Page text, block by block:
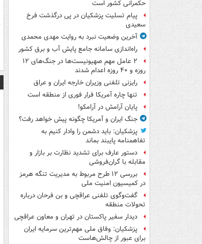
حکمرانی کشور است
پیام تسلیت پزشکیان در پی درگذشت فرخ
سعیدی
آخرین وضعیت نبرد به روایت مهدی محمدی
راه‌اندازی سامانه جامع پایش آب و برق کشور
۲ عامل مهم صهیونیست‌ها در جنگ‌های ۱۲
روزه و ۴۰ روزه اعدام شدند
رایزنی تلفنی وزیران خارجه ایران و عراق
تنها چاره آمریکا فرار فوری از منطقه است
پایان آرامش در آرامکو!
جنگ ایران و آمریکا چگونه پیش خواهد رفت؟
پزشکیان: باید دشمن را وادار کنیم به
تفاهم‎نامه پایبند بماند
دستور عارف برای تشدید نظارت بر بازار و
مقابله با گران‌فروشی
بررسی ۱۲ طرح مربوط به مدیریت تنگه هرمز
در کمیسیون امنیت ملی
گفت‌وگوی تلفنی عراقچی و بن فرحان درباره
تحولات منطقه
دیدار سفیر پاکستان در تهران و معاون عراقچی
پزشکیان: وفاق ملی مهم‌ترین سرمایه ایران
برای عبور از چالش‌هاست